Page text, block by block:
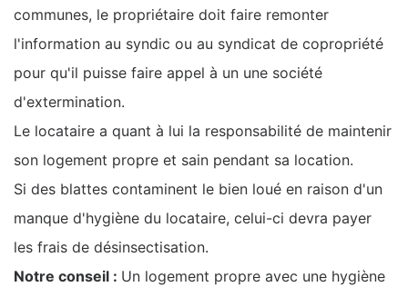
communes, le propriétaire doit faire remonter
l'information au syndic ou au syndicat de copropriété
pour qu'il puisse faire appel à un une société
d'extermination.
Le locataire a quant à lui la responsabilité de maintenir
son logement propre et sain pendant sa location.
Si des blattes contaminent le bien loué en raison d'un
manque d'hygiène du locataire, celui-ci devra payer
les frais de désinsectisation.
Notre conseil : Un logement propre avec une hygiène